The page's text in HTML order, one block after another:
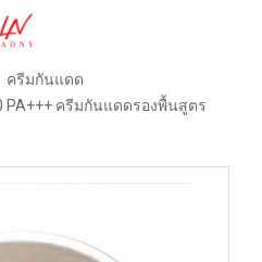
ครีมกันแดด
PA+++ ครีมกันแดดรองพื้นสูตร